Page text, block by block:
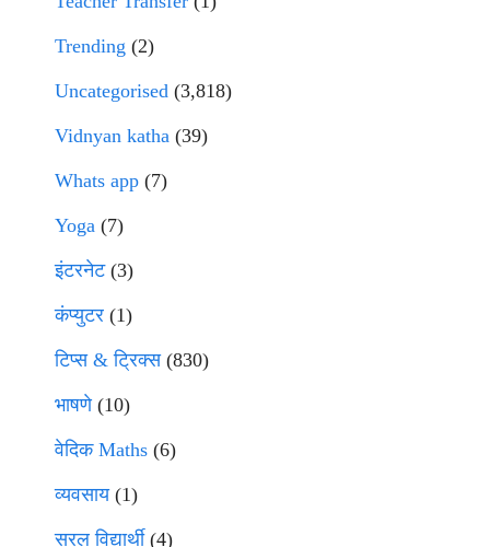
Trending (2)
Uncategorised (3,818)
Vidnyan katha (39)
Whats app (7)
Yoga (7)
इंटरनेट(3)
कंप्युटर (1)
टिप्स & ट्रिक्स(830)
भाषणे(10)
वेदिक Maths (6)
व्यवसाय(1)
सरल विद्यार्थी(4)